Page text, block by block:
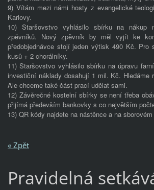
9) Vítám mezi námi hosty z evangelické
Karlovy.
10) Staršovstvo vyhlásilo sbírku na nákup
zpěvníků. Nový zpěvník by měl vyjít ke
předobjednávce stojí jeden výtisk 490 Kč. Pro
kusů + 2 chorálníky.
11) Staršovstvo vyhlásilo sbírku na úpravu
investiční náklady dosahují 1 mil. Kč. Hledáme
Ale chceme také část prací udělat sami.
12) Závěrečné kostelní sbírky se není třeba
přijímá především bankovky s co největším
13) QR kódy najdete na nástěnce a na sborovém
« Zpět
Pravidelná